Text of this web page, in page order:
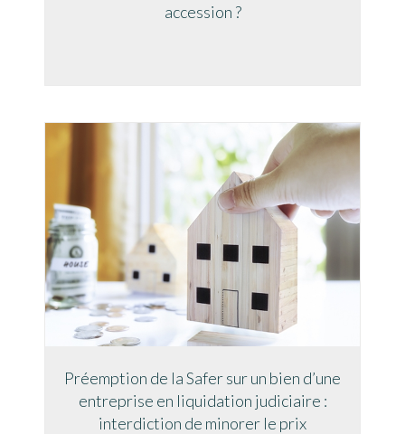
accession ?
Préemption de la Safer sur un bien d’une
entreprise en liquidation judiciaire :
interdiction de minorer le prix